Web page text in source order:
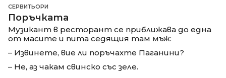
СЕРВИТЬОРИ
Поръчката
Музикант в ресторант се приближава до една
от масите и пита седящия там мъж:
– Извинете, вие ли поръчахте Паганини?
– Не, аз чакам свинско със зеле.